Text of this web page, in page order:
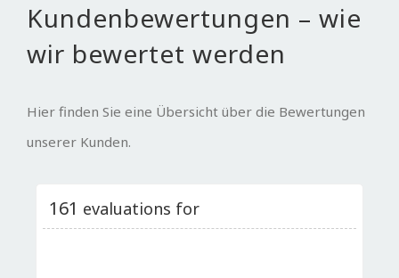
Kundenbewertungen – wie
wir bewertet werden
Hier finden Sie eine Übersicht über die Bewertungen
unserer Kunden.
161 evaluations for